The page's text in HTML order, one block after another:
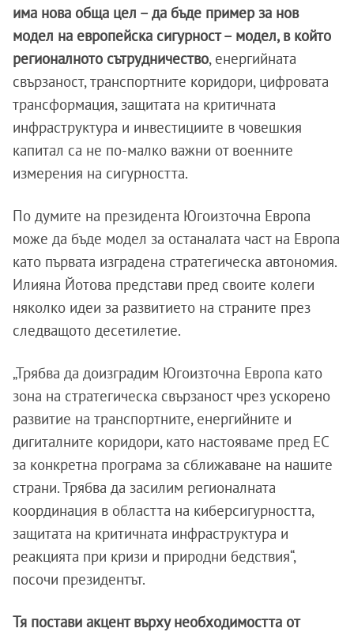
има нова обща цел – да бъде пример за нов
модел на европейска сигурност – модел, в който
регионалното сътрудничество, енергийната
свързаност, транспортните коридори, цифровата
трансформация, защитата на критичната
инфраструктура и инвестициите в човешкия
капитал са не по-малко важни от военните
измерения на сигурността.
По думите на президента Югоизточна Европа
може да бъде модел за останалата част на Европа
като първата изградена стратегическа автономия.
Илияна Йотова представи пред своите колеги
няколко идеи за развитието на страните през
следващото десетилетие.
„Трябва да доизградим Югоизточна Европа като
зона на стратегическа свързаност чрез ускорено
развитие на транспортните, енергийните и
дигиталните коридори, като настояваме пред ЕС
за конкретна програма за сближаване на нашите
страни. Трябва да засилим регионалната
координация в областта на киберсигурността,
защитата на критичната инфраструктура и
реакцията при кризи и природни бедствия“,
посочи президентът.
Тя постави акцент върху необходимостта от